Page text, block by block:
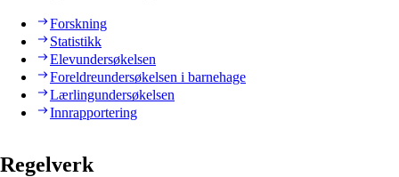
Forskning
Statistikk
Elevundersøkelsen
Foreldreundersøkelsen i barnehage
Lærlingundersøkelsen
Innrapportering
Regelverk